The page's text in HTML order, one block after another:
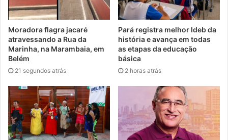
Moradora flagra jacaré
atravessando a Rua da
Marinha, na Marambaia, em
Belém
21 segundos atrás
Pará registra melhor Ideb da
história e avança em todas
as etapas da educação
básica
2 horas atrás